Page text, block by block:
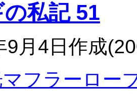
私記 51
9月4日作成
フラーロー